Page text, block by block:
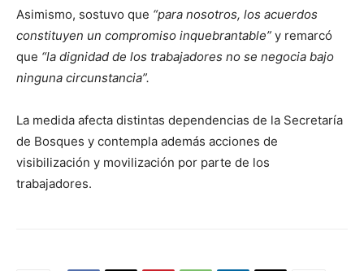
Asimismo, sostuvo que “para nosotros, los acuerdos
constituyen un compromiso inquebrantable” y remarcó
que “la dignidad de los trabajadores no se negocia bajo
ninguna circunstancia”.
La medida afecta distintas dependencias de la Secretaría
de Bosques y contempla además acciones de
visibilización y movilización por parte de los
trabajadores.